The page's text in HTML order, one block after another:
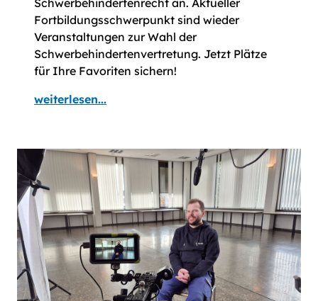
Schwerbehindertenrecht an. Aktueller
Fortbildungsschwerpunkt sind wieder
Veranstaltungen zur Wahl der
Schwerbehindertenvertretung. Jetzt Plätze
für Ihre Favoriten sichern!
weiterlesen...